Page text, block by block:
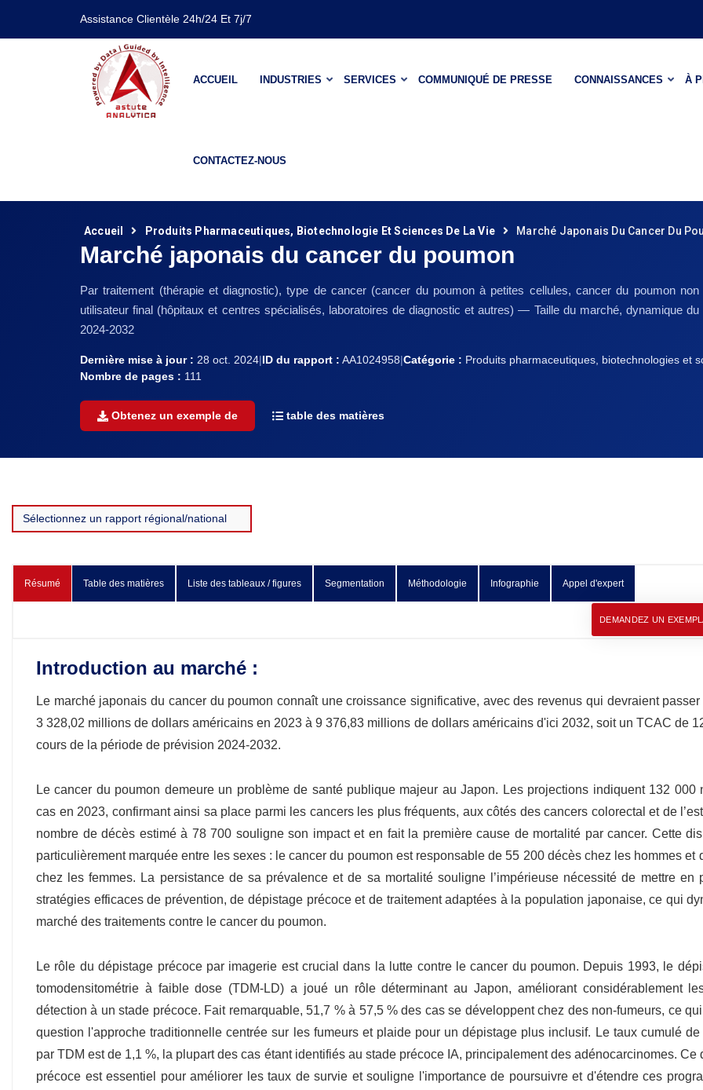
Assistance Clientèle 24h/24 Et 7j/7
ACCUEIL INDUSTRIES SERVICES COMMUNIQUÉ DE PRESSE CONNAISSANCES À
CONTACTEZ-NOUS
Accueil Produits Pharmaceutiques, Biotechnologie Et Sciences De La Vie Marché Japonais Du Cancer Du
Marché japonais du cancer du poumon
Par traitement (thérapie et diagnostic), type de cancer (cancer du poumon à petites cellules, cancer du poumon
utilisateur final (hôpitaux et centres spécialisés, laboratoires de diagnostic et autres) — Taille du marché, dynamique
2024-2032
Dernière mise à jour : 28 oct. 2024|ID du rapport : AA1024958|Catégorie : Produits pharmaceutiques, biotechnologies et
Nombre de pages : 111
Obtenez un exemple de table des matières
Résumé Table des matières Liste des tableaux / figures Segmentation Méthodologie Infographie Appel d'expert
DEMANDEZ UN
Introduction au marché :
Le marché japonais du cancer du poumon connaît une croissance significative, avec des revenus qui devraient
3 328,02 millions de dollars américains en 2023 à 9 376,83 millions de dollars américains d'ici 2032, soit un TCAC de
cours de la période de prévision 2024-2032.
Le cancer du poumon demeure un problème de santé publique majeur au Japon. Les projections indiquent 132 000
cas en 2023, confirmant ainsi sa place parmi les cancers les plus fréquents, aux côtés des cancers colorectal et de
nombre de décès estimé à 78 700 souligne son impact et en fait la première cause de mortalité par cancer. Cette
particulièrement marquée entre les sexes : le cancer du poumon est responsable de 55 200 décès chez les hommes et
chez les femmes. La persistance de sa prévalence et de sa mortalité souligne l’impérieuse nécessité de mettre en
stratégies efficaces de prévention, de dépistage précoce et de traitement adaptées à la population japonaise, ce qui
marché des traitements contre le cancer du poumon.
Le rôle du dépistage précoce par imagerie est crucial dans la lutte contre le cancer du poumon. Depuis 1993, le
tomodensitométrie à faible dose (TDM-LD) a joué un rôle déterminant au Japon, améliorant considérablement
détection à un stade précoce. Fait remarquable, 51,7 % à 57,5 ​​% des cas se développent chez des non-fumeurs, ce
question l'approche traditionnelle centrée sur les fumeurs et plaide pour un dépistage plus inclusif. Le taux cumulé de
par TDM est de 1,1 %, la plupart des cas étant identifiés au stade précoce IA, principalement des adénocarcinomes. Ce
précoce est essentiel pour améliorer les taux de survie et souligne l'importance de poursuivre et d'étendre ces